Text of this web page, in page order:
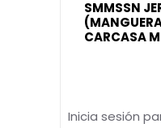
SMMSSN
CARCASA
Inicia sesión